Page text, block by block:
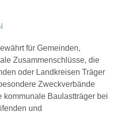
für Gemeinden,
Zusammenschlüsse, die
oder Landkreisen Träger
Zweckverbände
kommunale Baulastträger bei
und